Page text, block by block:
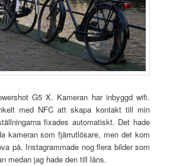
G5 X. Kameran har inbyggd wifi.
med NFC att skapa kontakt till min
fixades automatiskt. Det hade
kameran som fjärrutlösare, men det kom
på. Instagrammade nog flera bilder som
medan jag hade den till låns.